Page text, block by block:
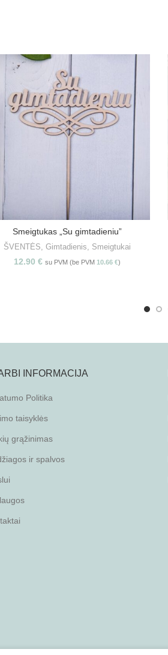
PASIRINKITE SAVYBES
Smeigtukas „Su gimtadieniu”
ŠVENTĖS,Gimtadienis, Smeigtukai
12.90€ su PVM (be PVM 10.66€)
INFORMACIJA
Politika
taisyklės
grąžinimas
ir spalvos